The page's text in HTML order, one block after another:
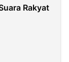
Rakyat